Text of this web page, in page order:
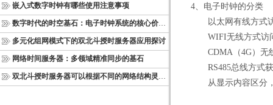
嵌入式数字时钟有哪些使用注意事项
数字时代的时空基石：电子时钟系统的核心价值与多维意义
多元化组网模式下的双北斗授时服务器应用探讨
网络时间服务器：多领域精准同步的基石
双北斗授时服务器可以根据不同的网络结构灵活部署
4、电子时钟的分类
以太网有线方式
WIFI无线方式访
CDMA （4G）无
RS485总线方式
从显示内容区分